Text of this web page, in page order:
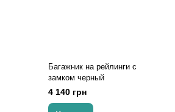
Багажник на рейлинги с
замком черный
4 140 грн